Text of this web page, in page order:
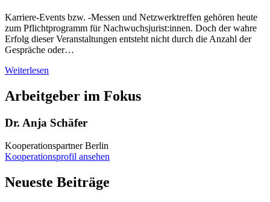
Karriere-Events bzw. -Messen und Netzwerktreffen gehören heute
zum Pflichtprogramm für Nachwuchsjurist:innen. Doch der wahre
Erfolg dieser Veranstaltungen entsteht nicht durch die Anzahl der
Gespräche oder…
Weiterlesen
Arbeitgeber im Fokus
Dr. Anja Schäfer
Kooperationspartner Berlin
Kooperationsprofil ansehen
Neueste Beiträge